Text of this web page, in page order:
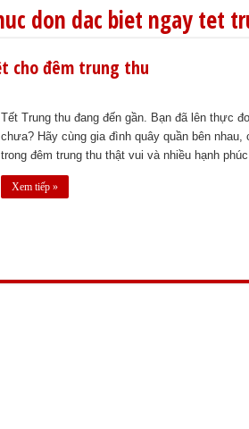
don dac biet ngay tet
cho đêm trung thu
Tết Trung thu đang đến gần. Bạn đã lên thực
chưa? Hãy cùng gia đình quây quần bên
trong đêm trung thu thật vui và nhiều hạnh
Xem tiếp »